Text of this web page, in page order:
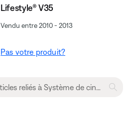
Lifestyle® V35
Vendu entre 2010 - 2013
Pas votre produit?